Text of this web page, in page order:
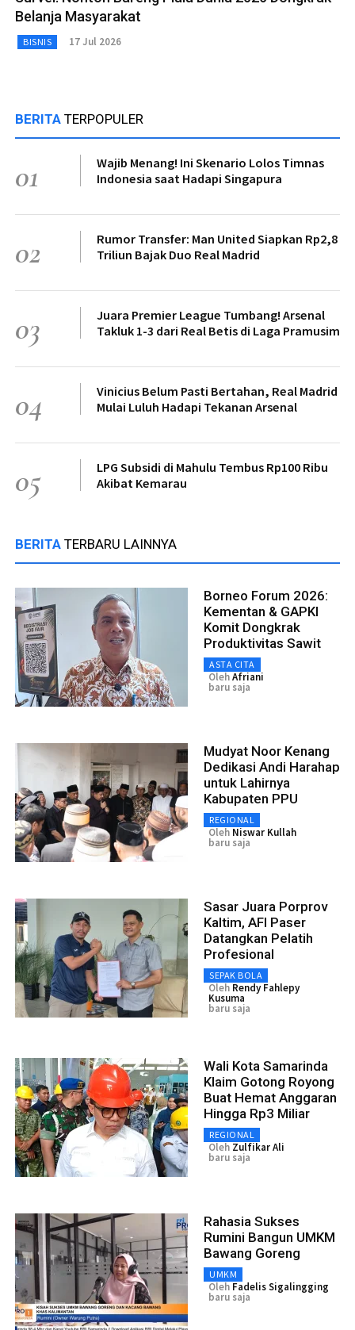
Belanja Masyarakat
BISNIS 17 Jul 2026
BERITA TERPOPULER
01
Wajib Menang! Ini Skenario Lolos Timnas
Indonesia saat Hadapi Singapura
02
Rumor Transfer: Man United Siapkan Rp2,8
Triliun Bajak Duo Real Madrid
03
Juara Premier League Tumbang! Arsenal
Takluk 1-3 dari Real Betis di Laga Pramusim
04
Vinicius Belum Pasti Bertahan, Real Madrid
Mulai Luluh Hadapi Tekanan Arsenal
05
LPG Subsidi di Mahulu Tembus Rp100 Ribu
Akibat Kemarau
BERITA TERBARU LAINNYA
Borneo Forum 2026:
Kementan & GAPKI
Komit Dongkrak
Produktivitas Sawit
ASTA CITA
OlehAfriani
baru saja
Mudyat Noor Kenang
Dedikasi Andi Harahap
untuk Lahirnya
Kabupaten PPU
REGIONAL
Oleh Niswar Kullah
baru saja
Sasar Juara Porprov
Kaltim, AFI Paser
Datangkan Pelatih
Profesional
SEPAK BOLA
Oleh Rendy Fahlepy
Kusuma
baru saja
Wali Kota Samarinda
Klaim Gotong Royong
Buat Hemat Anggaran
Hingga Rp3 Miliar
REGIONAL
Oleh Zulfikar Ali
baru saja
Rahasia Sukses
Rumini Bangun UMKM
Bawang Goreng
UMKM
Oleh Fadelis Sigalingging
baru saja